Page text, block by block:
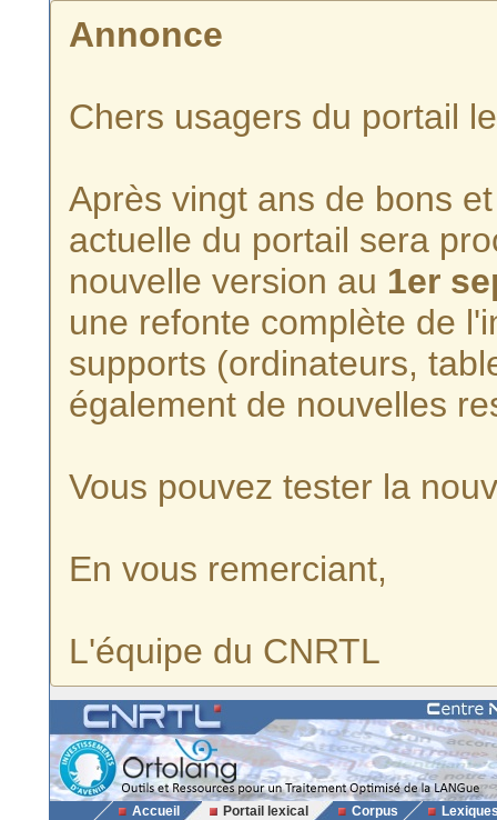
Annonce
Chers usagers du portail
Après vingt ans de bons
actuelle du portail sera
nouvelle version au 1er
une refonte complète de
supports (ordinateurs,
également de nouvelles
Vous pouvez tester la
En vous remerciant,
L'équipe du CNRTL
Accueil Portail lexical Corpus